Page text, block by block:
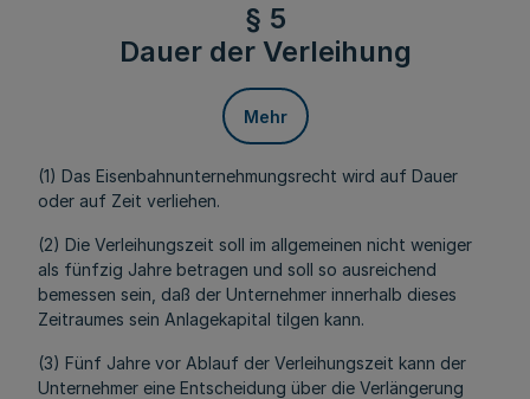
§ 5
Dauer der Verleihung
Mehr
(1) Das Eisenbahnunternehmungsrecht wird auf Dauer
oder auf Zeit verliehen.
(2) Die Verleihungszeit soll im allgemeinen nicht weniger
als fünfzig Jahre betragen und soll so ausreichend
bemessen sein, daß der Unternehmer innerhalb dieses
Zeitraumes sein Anlagekapital tilgen kann.
(3) Fünf Jahre vor Ablauf der Verleihungszeit kann der
Unternehmer eine Entscheidung über die Verlängerung